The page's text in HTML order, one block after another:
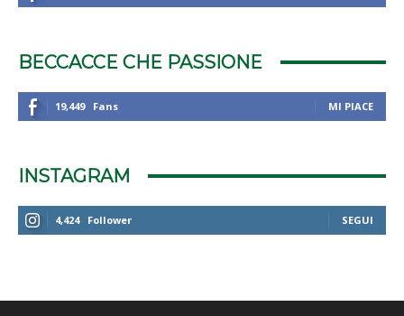
BECCACCE CHE PASSIONE
19,449 Fans MI PIACE
INSTAGRAM
4,424 Follower SEGUI